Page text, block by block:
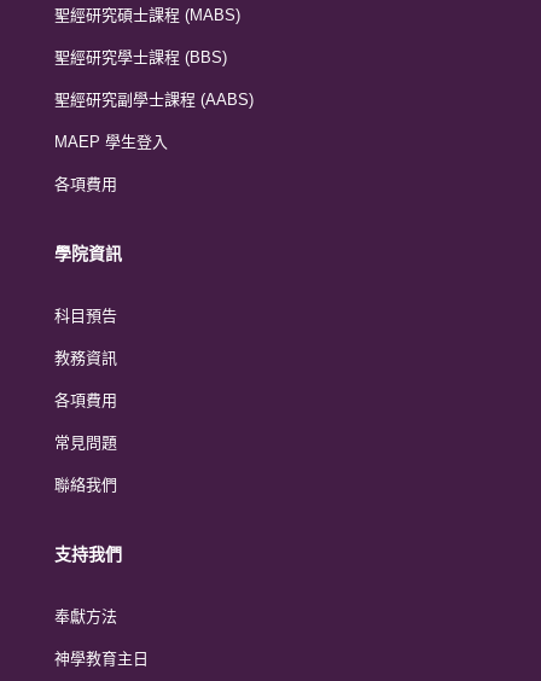
聖經研究碩士課程 (MABS)
聖經研究學士課程 (BBS)
聖經研究副學士課程 (AABS)
MAEP 學生登入
各項費用
學院資訊
科目預告
教務資訊
各項費用
常見問題
聯絡我們
支持我們
奉獻方法
神學教育主日